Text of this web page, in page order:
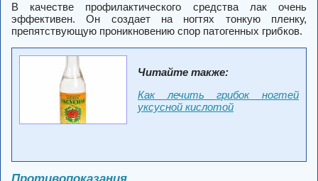
В качестве профилактического средства лак очень
эффективен. Он создает на ногтях тонкую пленку,
препятствующую проникновению спор патогенных грибков.
Читайте также:
Как лечить грибок ногтей
уксусной кислотой